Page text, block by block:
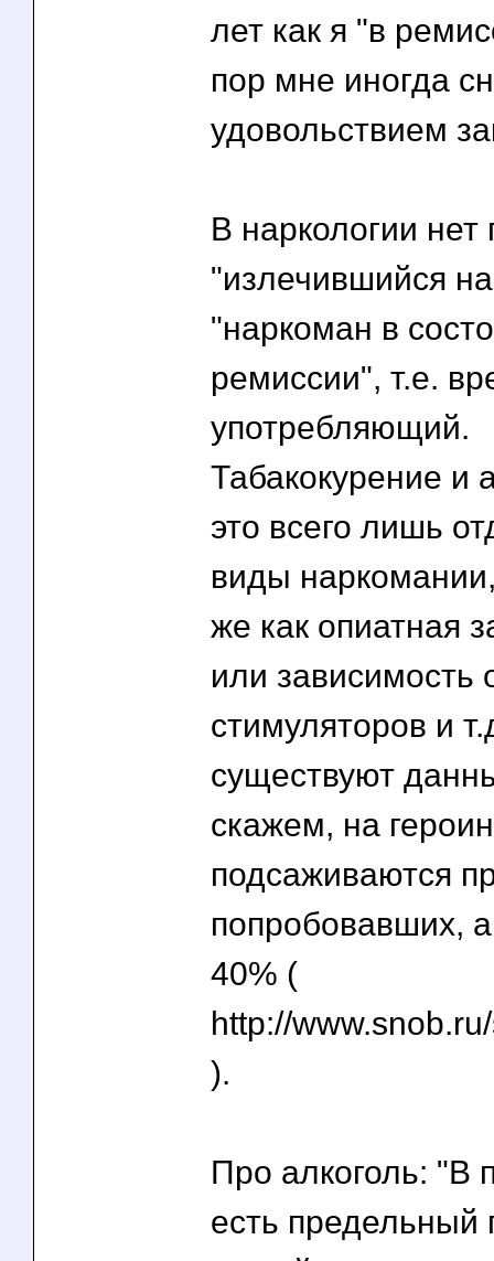
лет как я "в
пор мне иногда
удовольствием
В наркологии нет
"излечившийся
"наркоман в
ремиссии", т.е.
употребляющий.
Табакокурение и
это всего лишь
виды
же как опиатная
или зависимость
стимуляторов и
существуют
скажем, на героин
подсаживаются
попробовавших,
40% (
http://
).
Про алкоголь: "В
есть предельный